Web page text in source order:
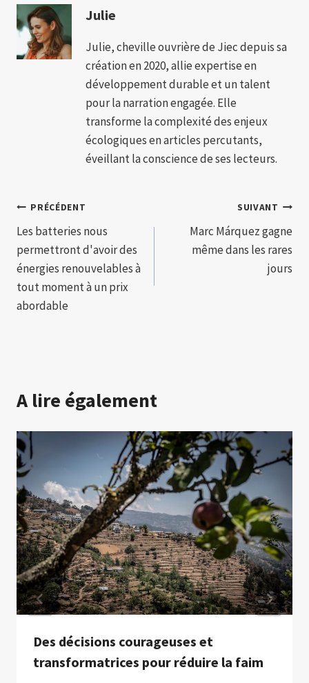
Julie
Julie, cheville ouvrière de Jiec depuis sa
création en 2020, allie expertise en
développement durable et un talent
pour la narration engagée. Elle
transforme la complexité des enjeux
écologiques en articles percutants,
éveillant la conscience de ses lecteurs.
Navigation
de
l’article
PRÉCÉDENT
Les batteries nous
permettront d'avoir des
énergies renouvelables à
tout moment à un prix
abordable
SUIVANT
Marc Márquez gagne
même dans les rares
jours
A lire également
Des décisions courageuses et
transformatrices pour réduire la faim